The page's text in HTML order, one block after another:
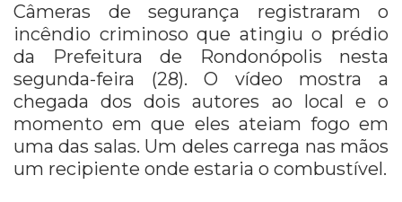
Câmeras de segurança registraram o
incêndio criminoso que atingiu o prédio
da Prefeitura de Rondonópolis nesta
segunda-feira (28). O vídeo mostra a
chegada dos dois autores ao local e o
momento em que eles ateiam fogo em
uma das salas. Um deles carrega nas mãos
um recipiente onde estaria o combustível.